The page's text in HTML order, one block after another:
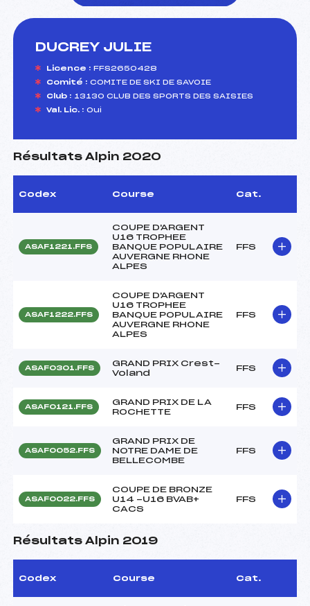
DUCREY JULIE
Licence : FFS2650428
Comité : COMITE DE SKI DE SAVOIE
Club : 13130 CLUB DES SPORTS DES SAISIES
Val. Lic. : Oui
Résultats Alpin 2020
Codex Course Cat.
ASAF1221.FFS
COUPE D'ARGENT
U16 TROPHEE
BANQUE POPULAIRE
AUVERGNE RHONE
ALPES
FFS
ASAF1222.FFS
COUPE D'ARGENT
U16 TROPHEE
BANQUE POPULAIRE
AUVERGNE RHONE
ALPES
FFS
ASAF0301.FFS
GRAND PRIX Crest-
Voland
FFS
ASAF0121.FFS
GRAND PRIX DE LA
ROCHETTE
FFS
ASAF0052.FFS
GRAND PRIX DE
NOTRE DAME DE
BELLECOMBE
FFS
ASAF0022.FFS
COUPE DE BRONZE
U14 -U16 BVAB+
CACS
FFS
Résultats Alpin 2019
Codex Course Cat.